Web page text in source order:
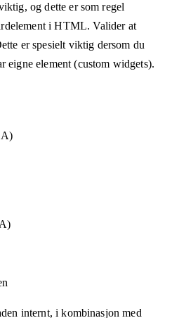
og dette er som regel
i HTML. Valider at
er spesielt viktig dersom du
eigne element (custom widgets).
A)
internt, i kombinasjon med